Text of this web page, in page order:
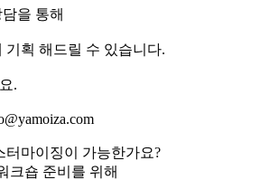
을 통해
기획 해드릴 수 있습니다.
.
터마이징이 가능한가요?
크숍 준비를 위해